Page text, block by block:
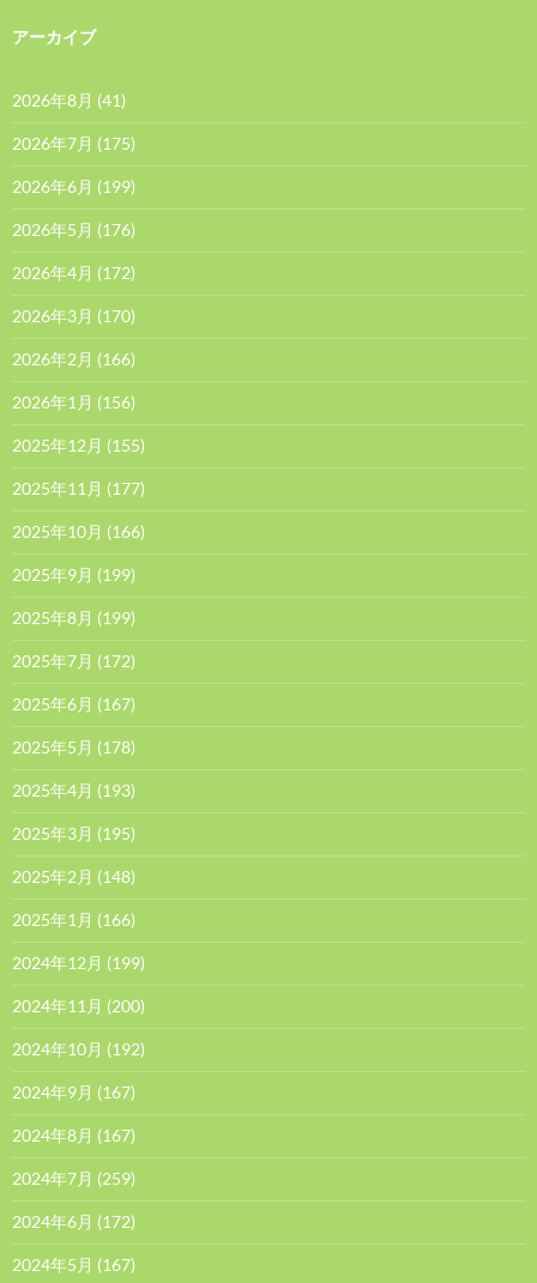
アーカイブ
2026年8月 (41)
2026年7月 (175)
2026年6月 (199)
2026年5月 (176)
2026年4月 (172)
2026年3月 (170)
2026年2月 (166)
2026年1月 (156)
2025年12月 (155)
2025年11月 (177)
2025年10月 (166)
2025年9月 (199)
2025年8月 (199)
2025年7月 (172)
2025年6月 (167)
2025年5月 (178)
2025年4月 (193)
2025年3月 (195)
2025年2月 (148)
2025年1月 (166)
2024年12月 (199)
2024年11月 (200)
2024年10月 (192)
2024年9月 (167)
2024年8月 (167)
2024年7月 (259)
2024年6月 (172)
2024年5月 (167)